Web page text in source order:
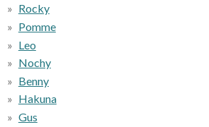
Rocky
Pomme
Leo
Nochy
Benny
Hakuna
Gus